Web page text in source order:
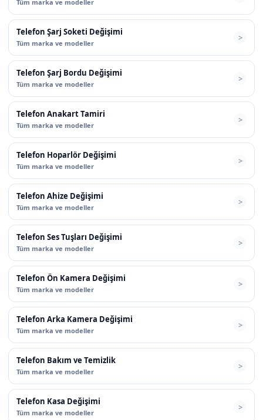
Tüm marka ve modeller
Telefon Şarj Soketi Değişimi
Tüm marka ve modeller
Telefon Şarj Bordu Değişimi
Tüm marka ve modeller
Telefon Anakart Tamiri
Tüm marka ve modeller
Telefon Hoparlör Değişimi
Tüm marka ve modeller
Telefon Ahize Değişimi
Tüm marka ve modeller
Telefon Ses Tuşları Değişimi
Tüm marka ve modeller
Telefon Ön Kamera Değişimi
Tüm marka ve modeller
Telefon Arka Kamera Değişimi
Tüm marka ve modeller
Telefon Bakım ve Temizlik
Tüm marka ve modeller
Telefon Kasa Değişimi
Tüm marka ve modeller